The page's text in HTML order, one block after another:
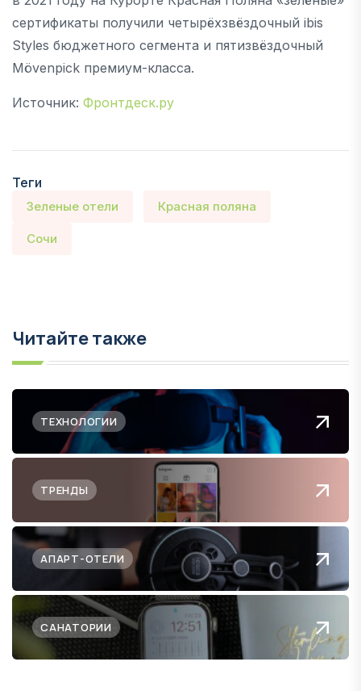
сертификаты получили четырёхзвёздочный ibis
Styles бюджетного сегмента и пятизвёздочный
Mövenpick премиум-класса.
Источник: Фронтдеск.ру
Теги
Зеленые отели Красная поляна
Сочи
Читайте также
ТЕХНОЛОГИИ
ТРЕНДЫ
АПАРТ-ОТЕЛИ
САНАТОРИИ